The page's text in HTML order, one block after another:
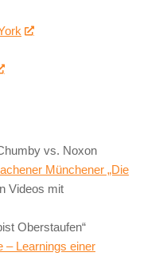
vs. Noxon
Münchener „Die
Videos mit
Oberstaufen“
– Learnings einer